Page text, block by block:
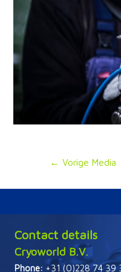
← Vorige Media
Contact details
Cryoworld B.V.
Phone: +31 (0)228 74 39